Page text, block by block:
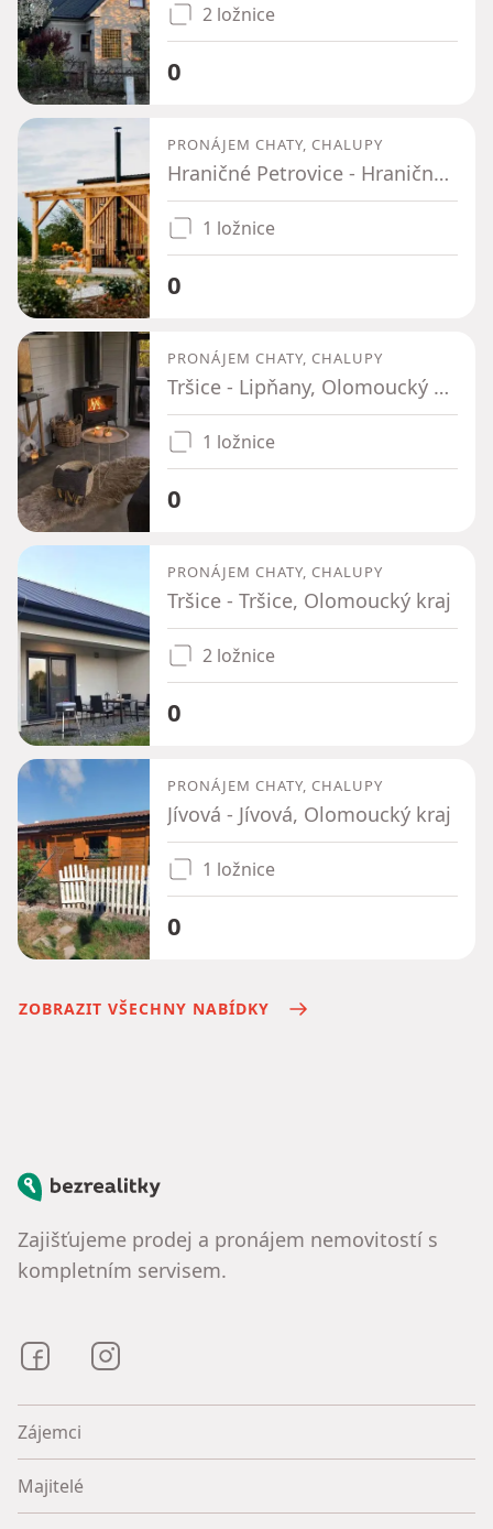
2 ložnice
0
PRONÁJEM CHATY, CHALUPY
Hraničné Petrovice - Hraničné Petrovice, Olomoucký kraj
1 ložnice
0
PRONÁJEM CHATY, CHALUPY
Tršice - Lipňany, Olomoucký kraj
1 ložnice
0
PRONÁJEM CHATY, CHALUPY
Tršice - Tršice, Olomoucký kraj
2 ložnice
0
PRONÁJEM CHATY, CHALUPY
Jívová - Jívová, Olomoucký kraj
1 ložnice
0
ZOBRAZIT VŠECHNY NABÍDKY
Bezrealitky
Zajišťujeme prodej a pronájem nemovitostí s
kompletním servisem.
Bezrealitky na Facebooku
Zájemci
Majitelé